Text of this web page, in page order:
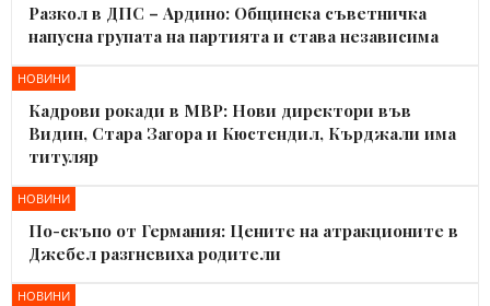
Разкол в ДПС – Ардино: Общинска съветничка
напусна групата на партията и става независима
НОВИНИ
Кадрови рокади в МВР: Нови директори във
Видин, Стара Загора и Кюстендил, Кърджали има
титуляр
НОВИНИ
По-скъпо от Германия: Цените на атракционите в
Джебел разгневиха родители
НОВИНИ